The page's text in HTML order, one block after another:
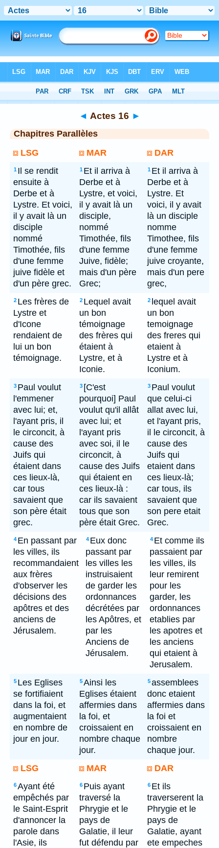
◄ Actes 16 ►
Chapitres Parallèles
LSG
MAR DAR
1 Il se rendit
ensuite à
Derbe et à
Lystre. Et voici,
il y avait là un
disciple
nommé
Timothée, fils
d'une femme
juive fidèle et
d'un père grec.
1 Et il arriva à
Derbe et à
Lystre, et voici,
il y avait là un
disciple,
nommé
Timothée, fils
d'une femme
Juive, fidèle;
mais d'un père
Grec;
1 Et il arriva à
Derbe et à
Lystre. Et
voici, il y avait
là un disciple
nomme
Timothee, fils
d'une femme
juive croyante,
mais d'un pere
grec,
2 Les frères de
Lystre et
d'Icone
rendaient de
lui un bon
témoignage.
2 Lequel avait
un bon
témoignage
des frères qui
étaient à
Lystre, et à
Iconie.
2 lequel avait
un bon
temoignage
des freres qui
etaient à
Lystre et à
Iconium.
3 Paul voulut
l'emmener
avec lui; et,
l'ayant pris, il
le circoncit, à
cause des
Juifs qui
étaient dans
ces lieux-là,
car tous
savaient que
son père était
grec.
3 [C'est
pourquoi] Paul
voulut qu'il allât
avec lui; et
l'ayant pris
avec soi, il le
circoncit, à
cause des Juifs
qui étaient en
ces lieux-là :
car ils savaient
tous que son
père était Grec.
3 Paul voulut
que celui-ci
allat avec lui,
et l'ayant pris,
il le circoncit, à
cause des
Juifs qui
etaient dans
ces lieux-là;
car tous, ils
savaient que
son pere etait
Grec.
4 En passant par
les villes, ils
recommandaient
aux frères
d'observer les
décisions des
apôtres et des
anciens de
Jérusalem.
4 Eux donc
passant par
les villes les
instruisaient
de garder les
ordonnances
décrétées par
les Apôtres, et
par les
Anciens de
Jérusalem.
4 Et comme ils
passaient par
les villes, ils
leur remirent
pour les
garder, les
ordonnances
etablies par
les apotres et
les anciens
qui etaient à
Jerusalem.
5 Les Eglises
se fortifiaient
dans la foi, et
augmentaient
en nombre de
jour en jour.
5Ainsi les
Eglises étaient
affermies dans
la foi, et
croissaient en
nombre chaque
jour.
5assemblees
donc etaient
affermies dans
la foi et
croissaient en
nombre
chaque jour.
LSG
MAR DAR
6Ayant été
empêchés par
le Saint-Esprit
d'annoncer la
parole dans
l'Asie, ils
6 Puis ayant
traversé la
Phrygie et le
pays de
Galatie, il leur
fut défendu par
6 Et ils
traverserent la
Phrygie et le
pays de
Galatie, ayant
ete empeches